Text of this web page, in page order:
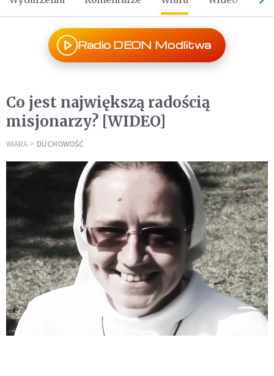
Radio DEON Modlitwa
Co jest największą radością
misjonarzy? [WIDEO]
WIARA DUCHOWOŚĆ